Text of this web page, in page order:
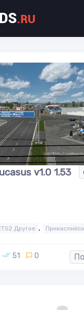
.RU
v1.0 1.53
Другое ,
51 0